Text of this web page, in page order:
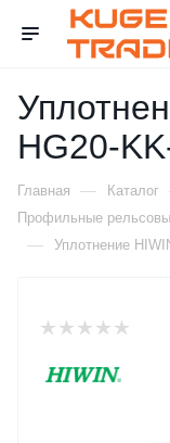
HG20-
Главная — Каталог
Профильные
— Уплотнение